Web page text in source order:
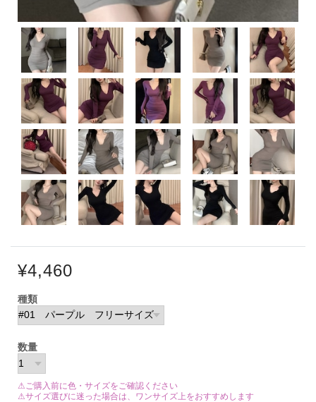
¥4,460
種類
数量
⚠ご購入前に色・サイズをご確認ください
⚠サイズ選びに迷った場合は、ワンサイズ上をおすすめします